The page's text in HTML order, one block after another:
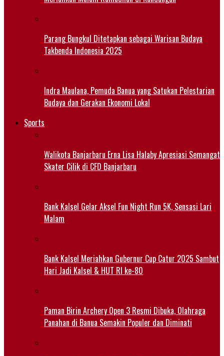
Parang Bungkul Ditetapkan sebagai Warisan Budaya
Takbenda Indonesia 2025
Indra Maulana, Pemuda Banua yang Satukan Pelestarian
Budaya dan Gerakan Ekonomi Lokal
Sports
Walikota Banjarbaru Erna Lisa Halaby Apresiasi Semangat
Skater Cilik di CFD Banjarbaru
Bank Kalsel Gelar Aksel Fun Night Run 5K, Sensasi Lari
Malam
Bank Kalsel Meriahkan Gubernur Cup Catur 2025 Sambut
Hari Jadi Kalsel & HUT RI ke-80
Paman Birin Archery Open 3 Resmi Dibuka, Olahraga
Panahan di Banua Semakin Populer dan Diminati